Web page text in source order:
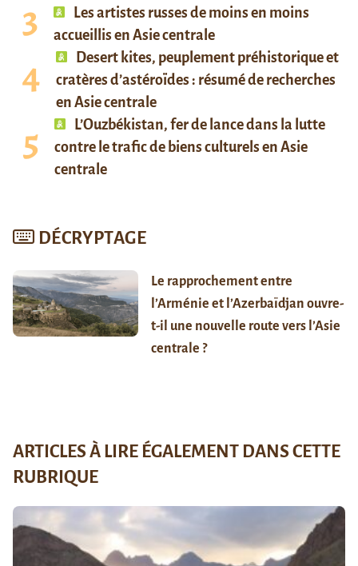
Les artistes russes de moins en moins
accueillis en Asie centrale
Desert kites, peuplement préhistorique et
cratères d’astéroïdes : résumé de recherches
en Asie centrale
L’Ouzbékistan, fer de lance dans la lutte
contre le trafic de biens culturels en Asie
centrale
DÉCRYPTAGE
Le rapprochement entre
l’Arménie et l’Azerbaïdjan ouvre-
t-il une nouvelle route vers l’Asie
centrale ?
ARTICLES À LIRE ÉGALEMENT DANS CETTE
RUBRIQUE